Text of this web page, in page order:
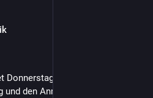
den 19.03.2026 statt.
den Anmeldelink findet ihr